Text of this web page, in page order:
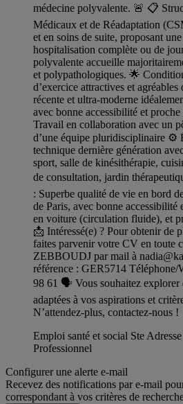
médecine polyvalente. 🚨 📋
Médicaux et de Réadaptation
et en soins de suite, proposant
hospitalisation complète ou de
polyvalente accueille
et polypathologiques. 🌟
d’exercice attractives et
récente et ultra-moderne
avec bonne accessibilité et
Travail en collaboration avec un
d’une équipe pluridisciplinaire ⚙️
technique dernière génération
sport, salle de kinésithérapie,
de consultation, jardin
: Superbe qualité de vie en bord
de Paris, avec bonne accessibilité
en voiture (circulation fluide), et
📩 Intéressé(e) ? Pour obtenir de
faites parvenir votre CV en toute
ZEBBOUDJ par mail à
référence : GER5714
98 61 🗣️ Vous souhaitez explorer
adaptées à vos aspirations et
N’attendez-plus, contactez-nous !
Emploi santé et social Ste
Professionnel
Configurer une alerte e-mail
Recevez des notifications par e-mail
correspondant à vos critères de